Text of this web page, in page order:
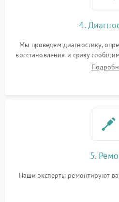
4.
Мы проведем диагностику,
восстановления и сразу
5.
Наши эксперты ремонтируют